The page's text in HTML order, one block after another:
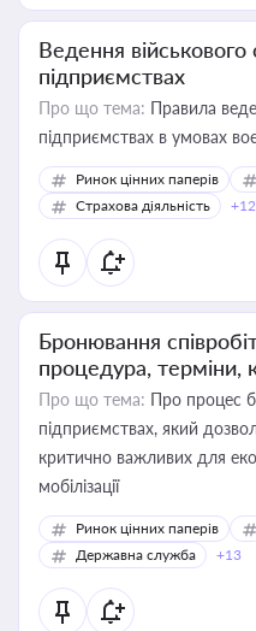
Ведення військового
підприємствах
Про що тема: Правила
підприємствах в умовах
Ринок цінних паперів
Страхова діяльність
+12
Бронювання
процедура, терміни,
Про що тема: Про процес
підприємствах, який
критично важливих для
мобілізації
Ринок цінних паперів
Державна служба
+13